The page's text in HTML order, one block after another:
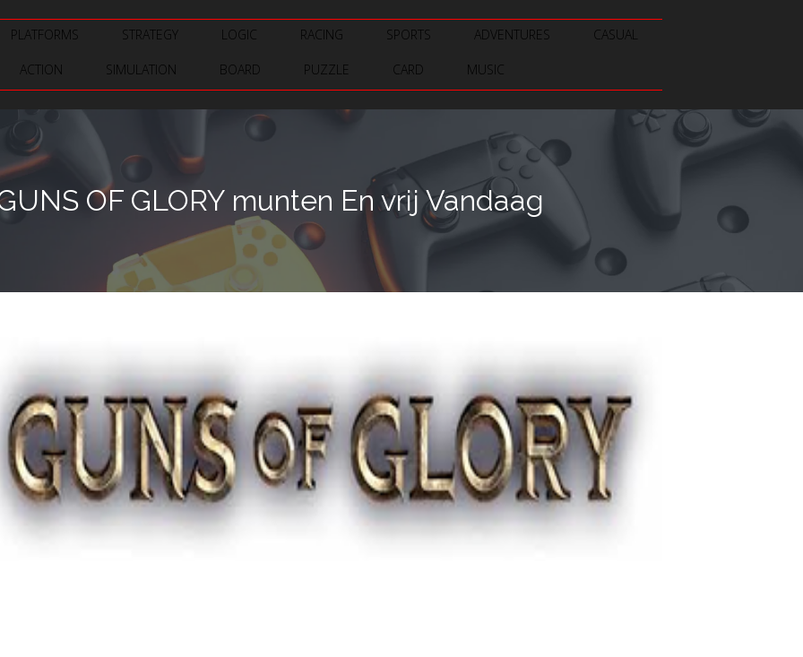
PLATFORMS STRATEGY LOGIC RACING SPORTS ADVENTURES CASUAL
ACTION SIMULATION BOARD PUZZLE CARD MUSIC
OF GLORY munten En vrij Vandaag